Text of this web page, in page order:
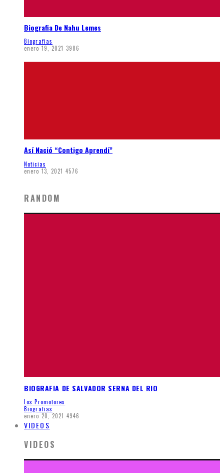
Biografia De Nahu Lemes
Biografias
enero 19, 2021 3986
Así Nació “Contigo Aprendí”
Noticias
enero 13, 2021 4576
RANDOM
BIOGRAFIA DE SALVADOR SERNA DEL RIO
Los Promotores
Biografias
enero 20, 2021 4946
VIDEOS
VIDEOS